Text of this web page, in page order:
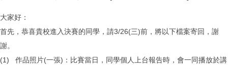
大家好：
首先，恭喜貴校進入決賽的同學，請3/26(三)前，將以下檔案寄回，謝
謝。
(1) 作品照片(一張)：比賽當日，同學個人上台報告時，會一同播放於講